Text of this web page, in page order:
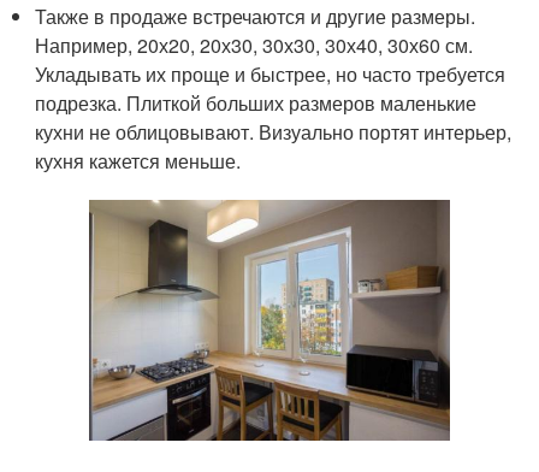
Также в продаже встречаются и другие размеры.
Например, 20х20, 20х30, 30х30, 30х40, 30х60 см.
Укладывать их проще и быстрее, но часто требуется
подрезка. Плиткой больших размеров маленькие
кухни не облицовывают. Визуально портят интерьер,
кухня кажется меньше.